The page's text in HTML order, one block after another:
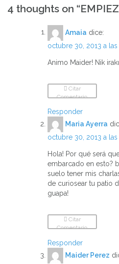
Navegación
entradas
4 thoughts on “
Amaia dice:
octubre 30, 2013 a las
Animo Maider! Nik
Citar
Comentario
Responder
Maria Ayerra
octubre 30, 2013 a las
Hola! Por qué será
embarcado en esto?
suelo tener mis
de curiosear tu patio
guapa!
Citar
Comentario
Responder
Maider Perez